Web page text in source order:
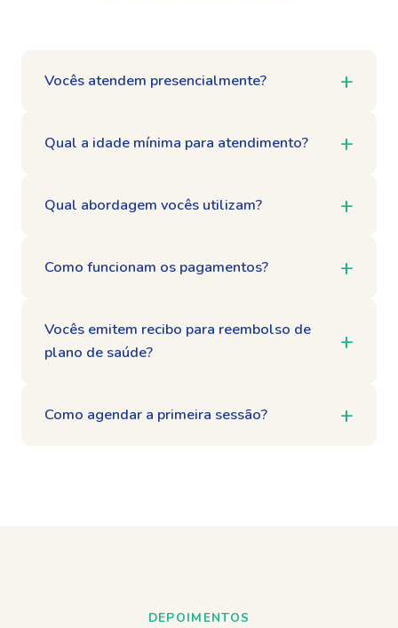
Vocês atendem presencialmente?
Qual a idade mínima para atendimento?
Qual abordagem vocês utilizam?
Como funcionam os pagamentos?
Vocês emitem recibo para reembolso de
plano de saúde?
Como agendar a primeira sessão?
DEPOIMENTOS